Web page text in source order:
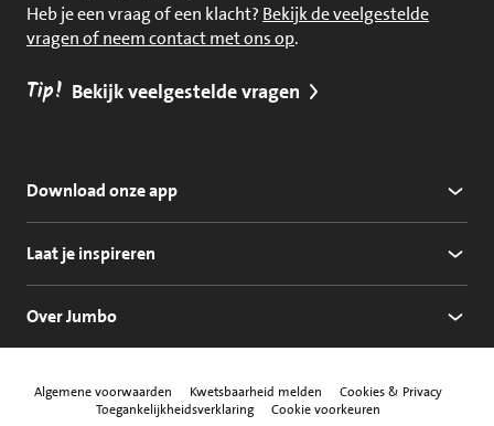
Heb je een vraag of een klacht? Bekijk de veelgestelde
vragen of neem contact met ons op.
Tip! Bekijk veelgestelde vragen
Download onze app
Laat je inspireren
Over Jumbo
Algemene voorwaarden Kwetsbaarheid melden
Cookies & Privacy
Toegankelijkheidsverklaring
Cookie voorkeuren